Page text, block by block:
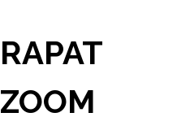
RAPAT
ZOOM